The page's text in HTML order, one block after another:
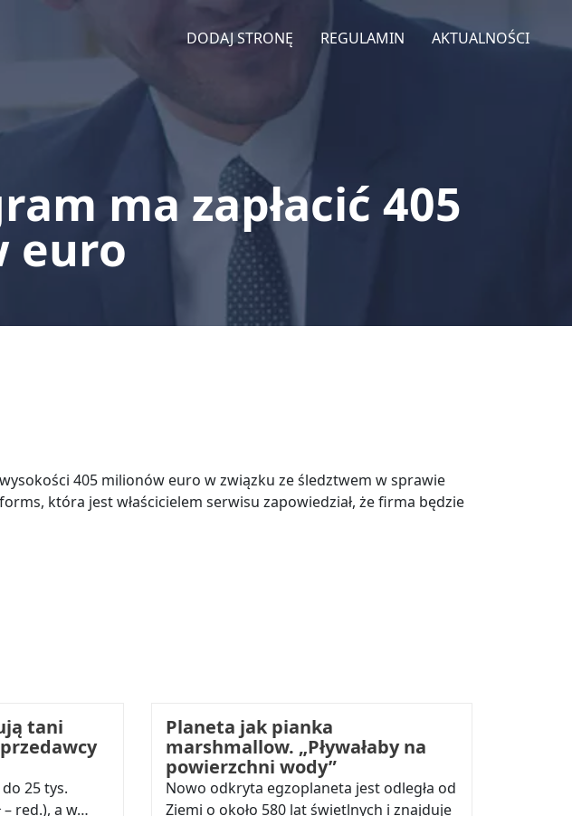
DODAJ STRONĘ REGULAMIN AKTUALNOŚCI
ma zapłacić 405
euro
405 milionów euro w związku ze śledztwem w sprawie
która jest właścicielem serwisu zapowiedział, że firma będzie
tani
25 tys.
– red.), a w…
Planeta jak pianka
marshmallow. „Pływałaby na
powierzchni wody”
Nowo odkryta egzoplaneta jest odległa od
Ziemi o około 580 lat świetlnych i znajduje